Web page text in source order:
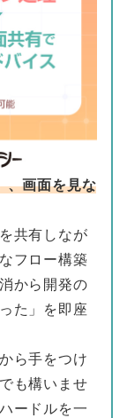
画面を見な
共有しなが
フロー構築
から開発の
た」を即座
ら手をつけ
も構いませ
ードルを一